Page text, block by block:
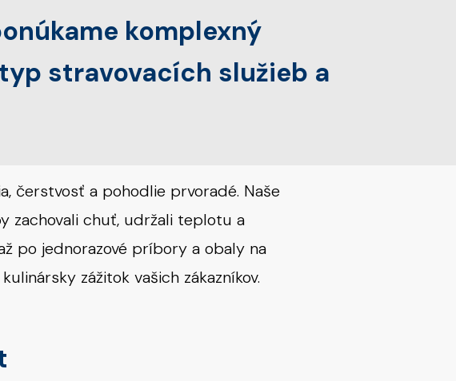
komplexný
stravovacích služieb a
čerstvosť a pohodlie prvoradé. Naše
zachovali chuť, udržali teplotu a
po jednorazové príbory a obaly na
zážitok vašich zákazníkov.